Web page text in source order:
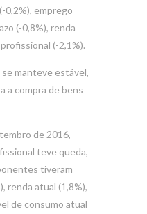
0,2%), emprego
(-0,8%), renda
(-2,1%).
manteve estável,
a compra de bens
de 2016,
teve queda,
tiveram
renda atual (1,8%),
de consumo atual